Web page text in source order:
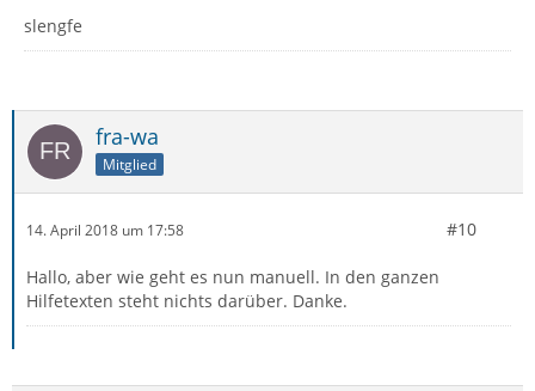
slengfe
fra-wa
Mitglied
14. April 2018 um 17:58 #10
Hallo, aber wie geht es nun manuell. In den ganzen
Hilfetexten steht nichts darüber. Danke.